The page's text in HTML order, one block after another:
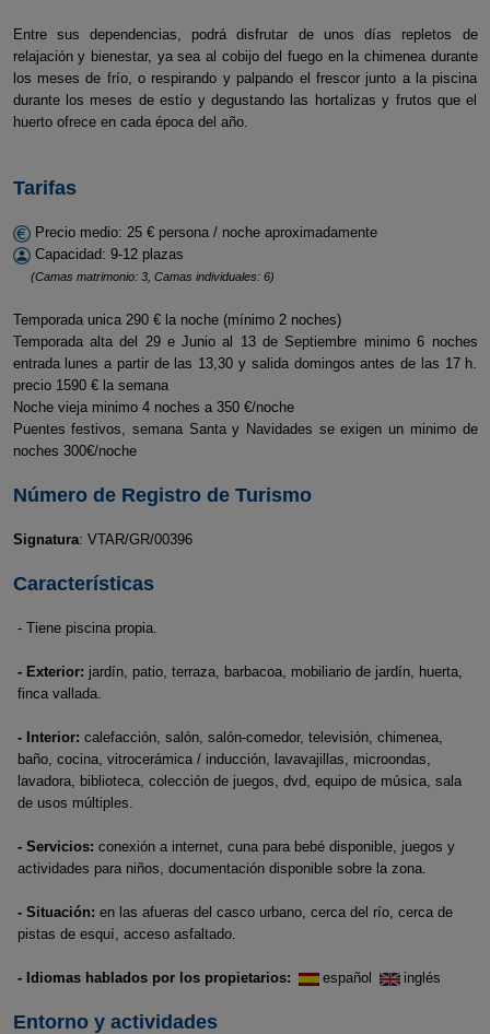
Entre sus dependencias, podrá disfrutar de unos días repletos de
relajación y bienestar, ya sea al cobijo del fuego en la chimenea durante
los meses de frío, o respirando y palpando el frescor junto a la piscina
durante los meses de estío y degustando las hortalizas y frutos que el
huerto ofrece en cada época del año.
Tarifas
Precio medio: 25 € persona / noche aproximadamente
Capacidad: 9-12 plazas
(Camas matrimonio: 3, Camas individuales: 6)
Temporada unica 290 € la noche (mínimo 2 noches)
Temporada alta del 29 e Junio al 13 de Septiembre minimo 6 noches
entrada lunes a partir de las 13,30 y salida domingos antes de las 17 h.
precio 1590 € la semana
Noche vieja minimo 4 noches a 350 €/noche
Puentes festivos, semana Santa y Navidades se exigen un minimo de
noches 300€/noche
Número de Registro de Turismo
Signatura: VTAR/GR/00396
Características
- Tiene piscina propia.
- Exterior: jardín, patio, terraza, barbacoa, mobiliario de jardín, huerta,
finca vallada.
- Interior: calefacción, salón, salón-comedor, televisión, chimenea,
baño, cocina, vitrocerámica / inducción, lavavajillas, microondas,
lavadora, biblioteca, colección de juegos, dvd, equipo de música, sala
de usos múltiples.
- Servicios: conexión a internet, cuna para bebé disponible, juegos y
actividades para niños, documentación disponible sobre la zona.
- Situación: en las afueras del casco urbano, cerca del río, cerca de
pistas de esquí, acceso asfaltado.
- Idiomas hablados por los propietarios: español inglés
Entorno y actividades